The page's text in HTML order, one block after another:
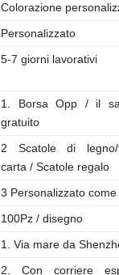
Colorazione
Personalizzato
5-7 giorni lavorativi
1. Borsa Opp / il
gratuito
2 Scatole di
carta / Scatole regalo
3 Personalizzato
100Pz / disegno
1. Via mare da
2. Con corriere